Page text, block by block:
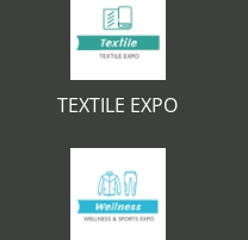
TEXTILE EXPO